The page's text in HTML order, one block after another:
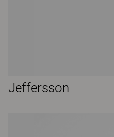
Jeffersson